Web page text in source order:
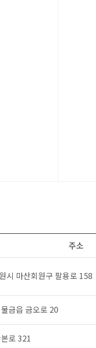
주소
시 마산회원구 팔용로 158
금읍 금오로 20
로 321